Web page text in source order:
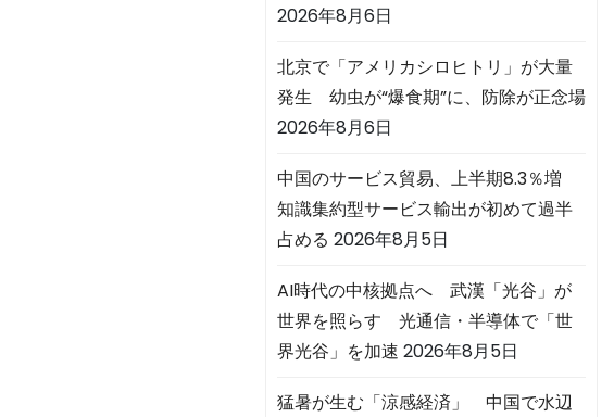
2026年8月6日
北京で「アメリカシロヒトリ」が大量
発生 幼虫が“爆食期”に、防除が正念場
2026年8月6日
中国のサービス貿易、上半期8.3％増
知識集約型サービス輸出が初めて過半
占める 2026年8月5日
AI時代の中核拠点へ 武漢「光谷」が
世界を照らす 光通信・半導体で「世
界光谷」を加速 2026年8月5日
猛暑が生む「涼感経済」 中国で水辺